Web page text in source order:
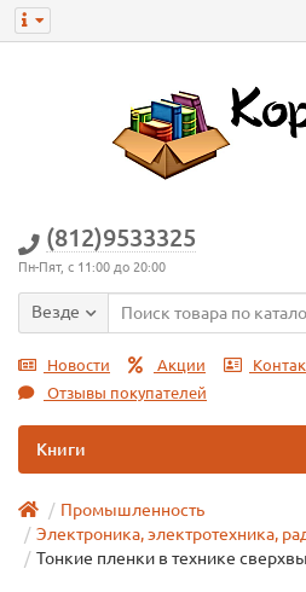
(812)9533325
Пн-Пят, с 11:00 до 20:00
Везде
Новости Акции
Отзывы покупателей
Книги
Промышленность
Электроника, электротехника,
Тонкие пленки в технике